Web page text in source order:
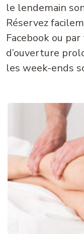
le lendemain
Réservez
Facebook ou
d’ouverture
les week-ends